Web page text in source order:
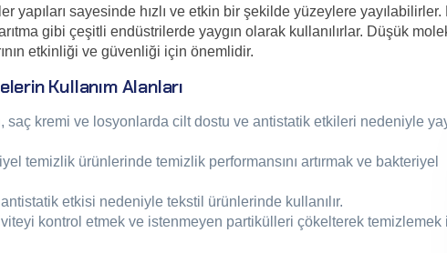
yapıları sayesinde hızlı ve etkin bir şekilde yüzeylere yayılabilirler.
gibi çeşitli endüstrilerde yaygın olarak kullanılırlar. Düşük
etkinliği ve güvenliği için önemlidir.
Kullanım Alanları
saç kremi ve losyonlarda cilt dostu ve antistatik etkileri nedeniyle
temizlik ürünlerinde temizlik performansını artırmak ve bakteriyel
etkisi nedeniyle tekstil ürünlerinde kullanılır.
kontrol etmek ve istenmeyen partikülleri çökelterek temizlemek